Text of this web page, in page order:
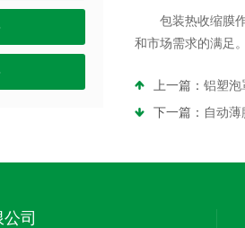
包装热收缩膜作
和市场需求的满足
上一篇： 铝塑泡
下一篇： 自动
司